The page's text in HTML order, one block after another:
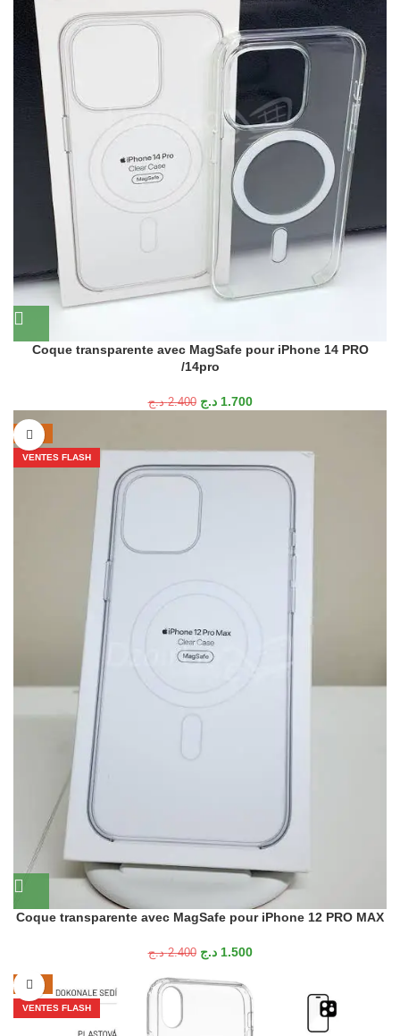
Coque transparente avec MagSafe pour iPhone 14 PRO
/14pro
2.400 د.ج 1.700 د.ج
-38%
VENTES FLASH
Coque transparente avec MagSafe pour iPhone 12 PRO MAX
2.400 د.ج 1.500 د.ج
-24%
VENTES FLASH